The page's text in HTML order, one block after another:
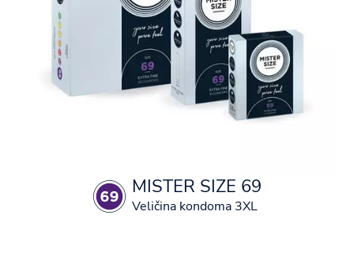
MISTER SIZE 69
Veličina kondoma 3XL